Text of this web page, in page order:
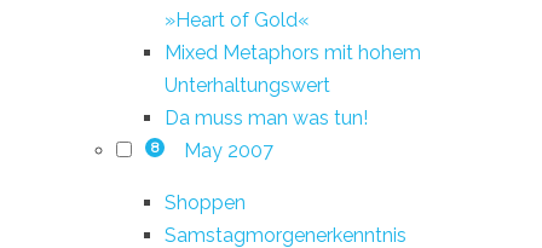
»Heart of Gold«
Mixed Metaphors mit hohem
Unterhaltungswert
Da muss man was tun!
8 May 2007
Shoppen
Samstagmorgenerkenntnis